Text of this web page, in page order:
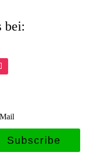
bei:
Subscribe